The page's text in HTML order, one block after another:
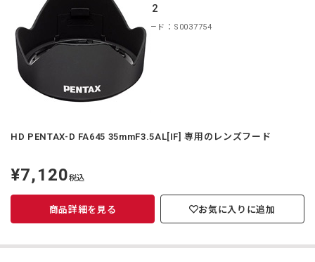
RBE82
商品コード：S0037754
HD PENTAX-D FA645 35mmF3.5AL[IF] 専用のレンズフード
定
価
¥7,120税込
商品詳細を見る お気に入りに追加